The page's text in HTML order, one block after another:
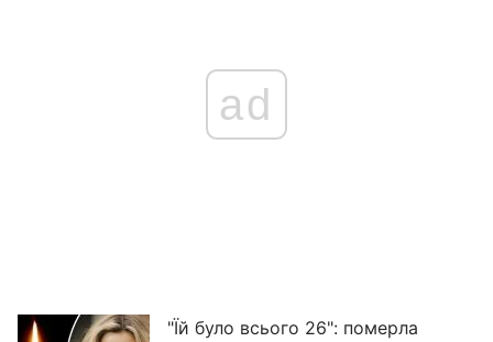
ad
"Їй було всього 26": померла